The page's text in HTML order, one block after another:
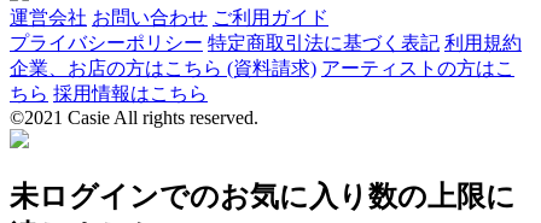
運営会社 お問い合わせ ご利用ガイド
プライバシーポリシー 特定商取引法に基づく表記 利用規約
企業、お店の方はこちら (資料請求) アーティストの方はこ
ちら 採用情報はこちら
©2021 Casie All rights reserved.
未ログインでのお気に入り数の上限に